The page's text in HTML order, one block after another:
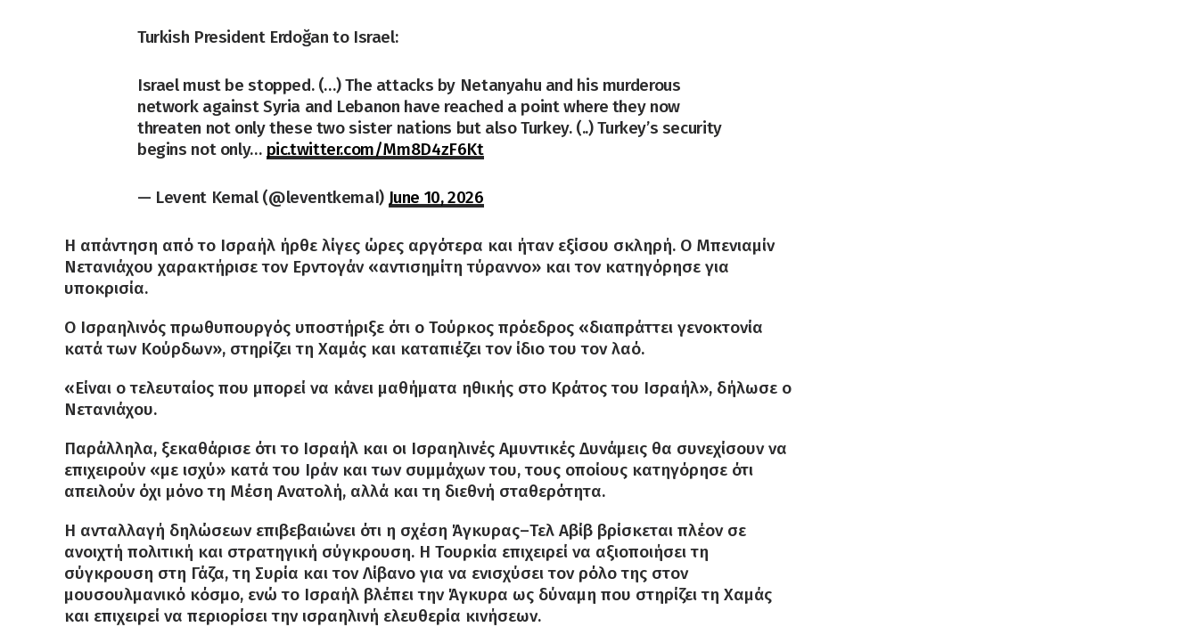
Turkish President Erdoğan to Israel:
Israel must be stopped. (…) The attacks by Netanyahu and his murderous
network against Syria and Lebanon have reached a point where they now
threaten not only these two sister nations but also Turkey. (..) Turkey’s security
begins not only… pic.twitter.com/Mm8D4zF6Kt
— Levent Kemal (@leventkemaI) June 10, 2026
Η απάντηση από το Ισραήλ ήρθε λίγες ώρες αργότερα και ήταν εξίσου σκληρή. Ο Μπενιαμίν
Νετανιάχου χαρακτήρισε τον Ερντογάν «αντισημίτη τύραννο» και τον κατηγόρησε για
υποκρισία.
Ο Ισραηλινός πρωθυπουργός υποστήριξε ότι ο Τούρκος πρόεδρος «διαπράττει γενοκτονία
κατά των Κούρδων», στηρίζει τη Χαμάς και καταπιέζει τον ίδιο του τον λαό.
«Είναι ο τελευταίος που μπορεί να κάνει μαθήματα ηθικής στο Κράτος του Ισραήλ», δήλωσε ο
Νετανιάχου.
Παράλληλα, ξεκαθάρισε ότι το Ισραήλ και οι Ισραηλινές Αμυντικές Δυνάμεις θα συνεχίσουν να
επιχειρούν «με ισχύ» κατά του Ιράν και των συμμάχων του, τους οποίους κατηγόρησε ότι
απειλούν όχι μόνο τη Μέση Ανατολή, αλλά και τη διεθνή σταθερότητα.
Η ανταλλαγή δηλώσεων επιβεβαιώνει ότι η σχέση Άγκυρας–Τελ Αβίβ βρίσκεται πλέον σε
ανοιχτή πολιτική και στρατηγική σύγκρουση. Η Τουρκία επιχειρεί να αξιοποιήσει τη
σύγκρουση στη Γάζα, τη Συρία και τον Λίβανο για να ενισχύσει τον ρόλο της στον
μουσουλμανικό κόσμο, ενώ το Ισραήλ βλέπει την Άγκυρα ως δύναμη που στηρίζει τη Χαμάς
και επιχειρεί να περιορίσει την ισραηλινή ελευθερία κινήσεων.